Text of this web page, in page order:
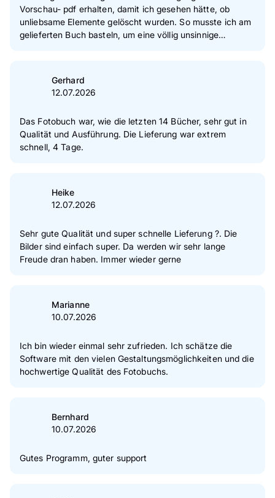
Vorschau- pdf erhalten, damit ich gesehen hätte, ob
unliebsame Elemente gelöscht wurden. So musste ich am
gelieferten Buch basteln, um eine völlig unsinnige
Layout war flexibel zu gestalten.
Gerhard
12.07.2026
Das Fotobuch war, wie die letzten 14 Bücher, sehr gut in
Qualität und Ausführung. Die Lieferung war extrem
schnell, 4 Tage.
Heike
12.07.2026
Sehr gute Qualität und super schnelle Lieferung ?. Die
Bilder sind einfach super. Da werden wir sehr lange
Freude dran haben. Immer wieder gerne
Marianne
10.07.2026
Ich bin wieder einmal sehr zufrieden. Ich schätze die
Software mit den vielen Gestaltungsmöglichkeiten und die
hochwertige Qualität des Fotobuchs.
Bernhard
10.07.2026
Gutes Programm, guter support